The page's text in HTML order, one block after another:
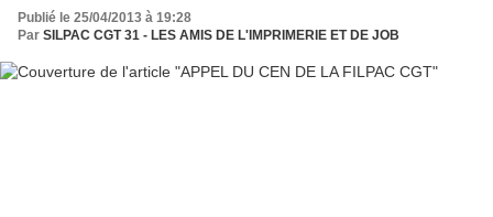
Publié le 25/04/2013 à 19:28
Par SILPAC CGT 31 - LES AMIS DE L'IMPRIMERIE ET DE JOB